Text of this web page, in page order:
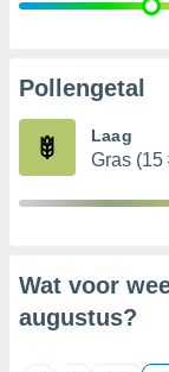
Pollengetal
Laag
Gras (15
Wat voor
augustus?